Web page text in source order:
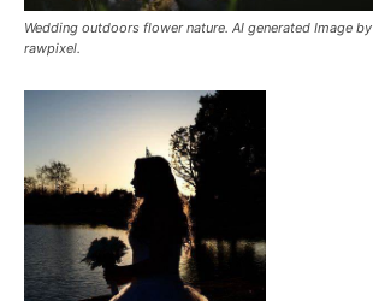
Wedding outdoors flower nature. AI generated Image by
rawpixel.